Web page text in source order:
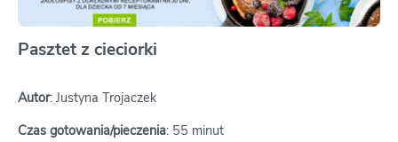
Pasztet z cieciorki
Autor: Justyna Trojaczek
Czas gotowania/pieczenia: 55 minut